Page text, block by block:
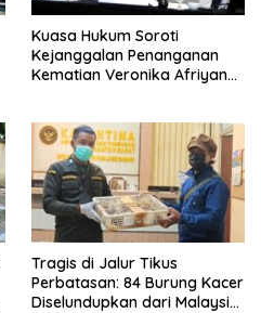
Kuasa Hukum Soroti
Kejanggalan Penanganan
Kematian Veronika Afriyana,
Tragis di Jalur Tikus
Perbatasan: 84 Burung Kacer
Diselundupkan dari Malaysia,